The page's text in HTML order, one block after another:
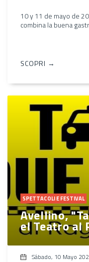
10 y 11 de mayo de
combina la buena
SCOPRI →
SPETTACOLI E FESTIVAL
Avellino,
el Teatro al
Sábado, 10 Mayo